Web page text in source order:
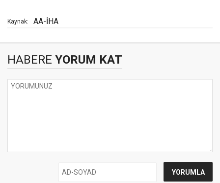
Kaynak: AA-İHA
HABERE YORUM KAT